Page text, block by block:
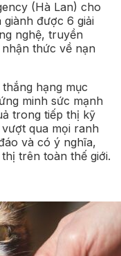
(Hà Lan) cho
được 6 giải
nghệ, truyền
thức về nạn
hạng mục
minh sức mạnh
trong tiếp thị kỹ
qua mọi ranh
và có ý nghĩa,
trên toàn thế giới.